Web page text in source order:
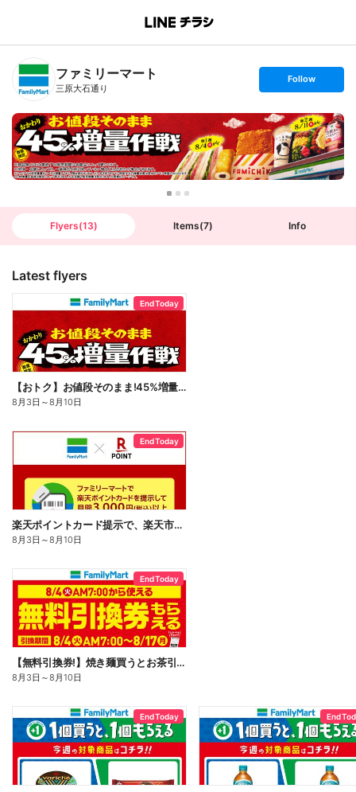
B
n
T
ファミリーマート
三原大石通り
s
t
o
l
l
o
w
Follow
Flyers(13) Items(7) Info
Latest flyers
End Today
【おトク】お値段そのまま!45%増量作戦!
8月3日 ～8月10日
End Today
楽天ポイントカード提示で、楽天市場でのお買い物がおトクに!
8月3日 ～8月10日
End Today
【無料引換券!】焼き麺買うとお茶引換券貰える!
8月3日 ～8月10日
End Today End